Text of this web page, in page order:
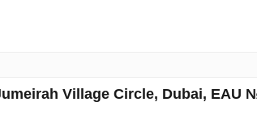
Village Circle, Dubai, EAU